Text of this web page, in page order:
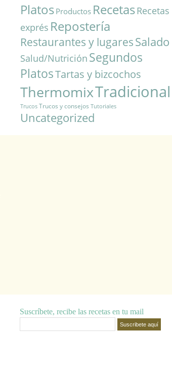
Platos Productos RecetasRecetas
exprés Repostería
Restaurantes y lugaresSalado
Salud/Nutrición Segundos
PlatosTartas y bizcochos
ThermomixTradicional
Trucos Trucos y consejos Tutoriales
Uncategorized
Suscríbete, recibe las recetas en tu mail